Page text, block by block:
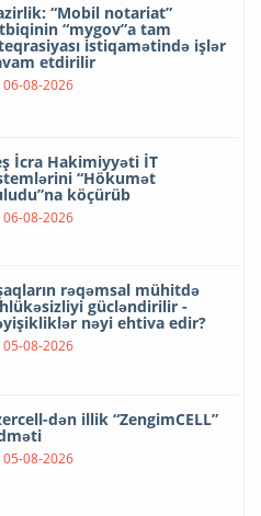
“Mobil notariat”
“mygov”a tam
istiqamətində işlər
etdirilir
06-08-2026
İcra Hakimiyyəti İT
“Hökumət
köçürüb
06-08-2026
rəqəmsal mühitdə
gücləndirilir -
nəyi ehtiva edir?
05-08-2026
dən illik “ZengimCELL”
05-08-2026